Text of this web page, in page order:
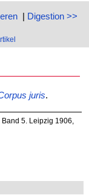
| Digestion >>
juris.
5. Leipzig 1906,